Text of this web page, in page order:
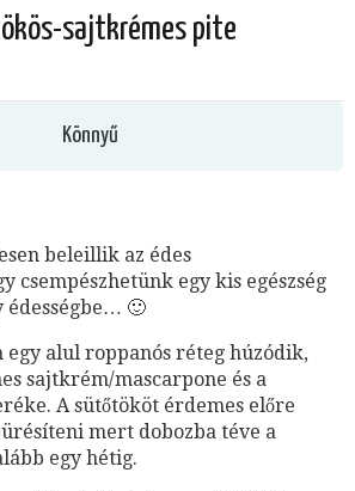
sajtkrémes pite
Könnyű
beleillik az édes
csempészhetünk egy kis egészség
🙂
egy alul roppanós réteg húzódik,
sajtkrém/mascarpone és a
A sütőtököt érdemes előre
mert dobozba téve a
egy hétig.